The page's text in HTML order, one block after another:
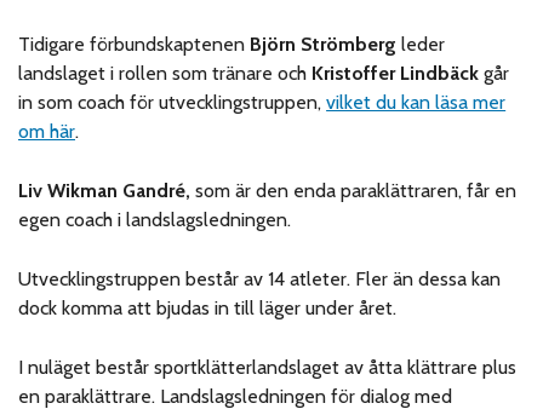
Tidigare förbundskaptenen Björn Strömberg leder
landslaget i rollen som tränare och Kristoffer Lindbäckgår
in som coach för utvecklingstruppen,vilket du kan läsa mer
om här.
Liv Wikman Gandré, som är den enda paraklättraren, får en
egen coach i landslagsledningen.
Utvecklingstruppen består av 14 atleter. Fler än dessa kan
dock komma att bjudas in till läger under året.
I nuläget består sportklätterlandslaget av åtta klättrare plus
en paraklättrare. Landslagsledningen för dialog med